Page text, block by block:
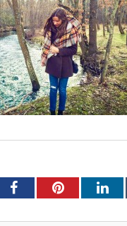
FacebookPinterest